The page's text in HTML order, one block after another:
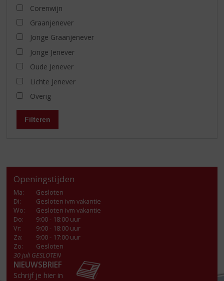
Corenwijn
Graanjenever
Jonge Graanjenever
Jonge Jenever
Oude Jenever
Lichte Jenever
Overig
Filteren
Openingstijden
Ma:
Gesloten
Di:
Gesloten ivm vakantie
Wo:
Gesloten ivm vakantie
Do:
9:00 - 18:00 uur
Vr:
9:00 - 18:00 uur
Za:
9:00 - 17:00 uur
Zo:
Gesloten
30 juli GESLOTEN
NIEUWSBRIEF
Schrijf je hier in